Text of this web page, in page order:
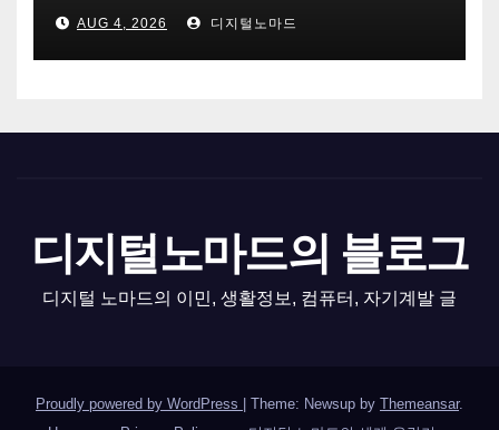
AUG 4, 2026 디지털노마드
디지털노마드의 블로그
디지털 노마드의 이민, 생활정보, 컴퓨터, 자기계발 글
Proudly powered by WordPress Theme: Newsup by Themeansar.